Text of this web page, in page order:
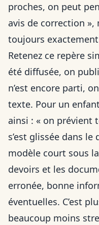
proches, on peut
avis de correction »,
toujours
Retenez ce repère
été diffusée, on
n’est encore parti,
texte. Pour un
ainsi : « on prévient
s’est glissée dans
modèle court sous
devoirs et les
erronée, bonne
éventuelles. C’est
beaucoup moins